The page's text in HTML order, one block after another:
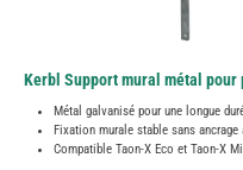
Kerbl Support mural métal pour
Métal galvanisé pour une longue
Fixation murale stable sans ancrage
Compatible Taon-X Eco et Taon-X